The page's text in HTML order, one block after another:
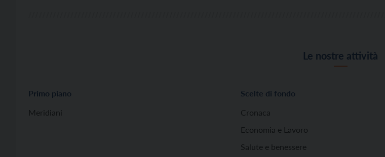
Le nostre attività
Primo piano
Meridiani
Scelte di fondo
Cronaca
Economia e Lavoro
Salute e benessere